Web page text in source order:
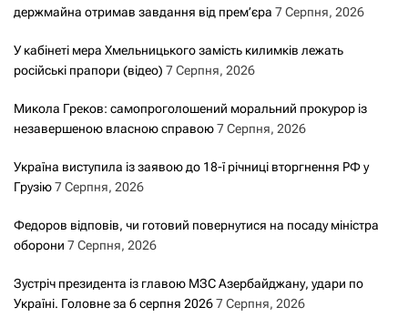
держмайна отримав завдання від прем’єра 7 Серпня, 2026
У кабінеті мера Хмельницького замість килимків лежать
російські прапори (відео) 7 Серпня, 2026
Микола Греков: самопроголошений моральний прокурор із
незавершеною власною справою7 Серпня, 2026
Україна виступила із заявою до 18-ї річниці вторгнення РФ у
Грузію7 Серпня, 2026
Федоров відповів, чи готовий повернутися на посаду міністра
оборони 7 Серпня, 2026
Зустріч президента із главою МЗС Азербайджану, удари по
Україні. Головне за 6 серпня 20267 Серпня, 2026